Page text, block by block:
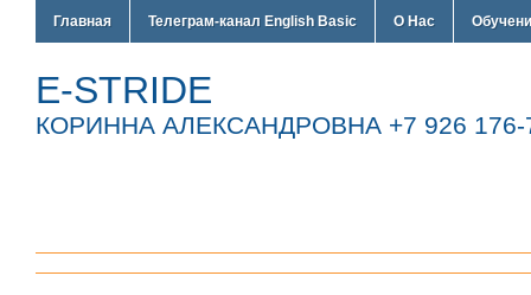
Главная Телеграм-канал English Basic О Нас
E-STRIDE
КОРИННА АЛЕКСАНДРОВНА +7 926